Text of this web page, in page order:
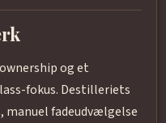
og et
fokus. Destilleriets
manuel fadeudvælgelse